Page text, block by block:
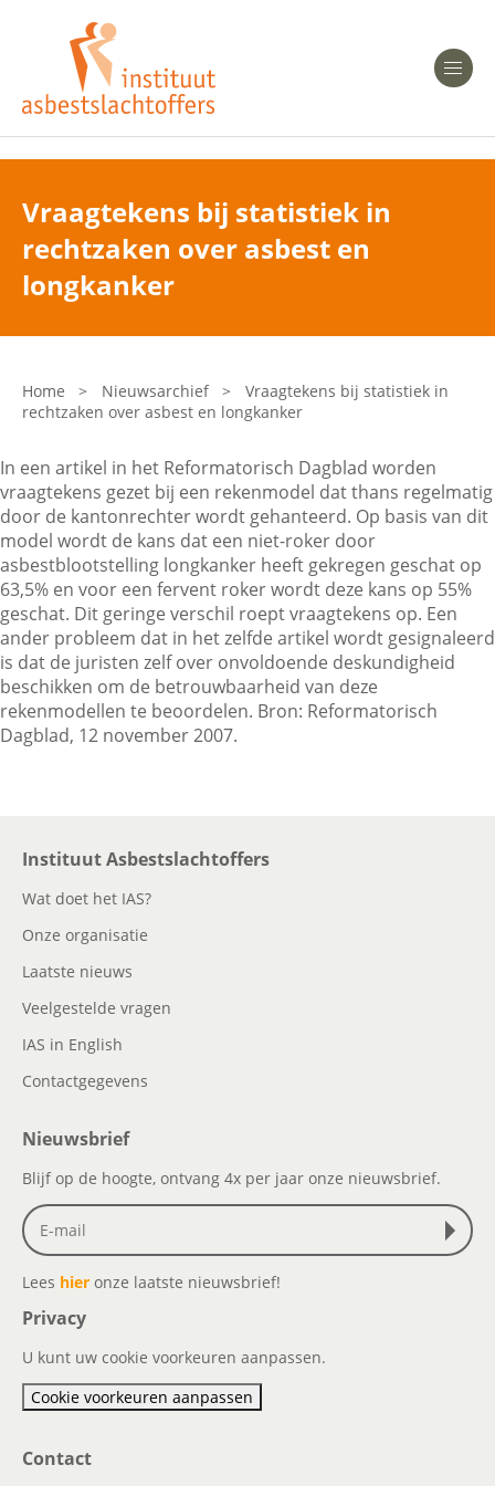
Heeft u Mesothelioom?
Heeft u Asbestose?
Bent u arts?
Bent u werkgever of verzekeraar?
Asbest en Gezondheid
Laatste nieuws
Onze organisatie
Veelgestelde vragen
Contactgegevens
Zoeken
Vraagtekens bij statistiek in
rechtzaken over asbest en
longkanker
Home > Nieuwsarchief >
Vraagtekens bij statistiek in
rechtzaken over asbest en longkanker
In een artikel in het Reformatorisch Dagblad worden
vraagtekens gezet bij een rekenmodel dat thans regelmatig
door de kantonrechter wordt gehanteerd. Op basis van dit
model wordt de kans dat een niet-roker door
asbestblootstelling longkanker heeft gekregen geschat op
63,5% en voor een fervent roker wordt deze kans op 55%
geschat. Dit geringe verschil roept vraagtekens op. Een
ander probleem dat in het zelfde artikel wordt gesignaleerd
is dat de juristen zelf over onvoldoende deskundigheid
beschikken om de betrouwbaarheid van deze
rekenmodellen te beoordelen. Bron: Reformatorisch
Dagblad, 12 november 2007.
Instituut Asbestslachtoffers
Wat doet het IAS?
Onze organisatie
Laatste nieuws
Veelgestelde vragen
IAS in English
Contactgegevens
Nieuwsbrief
Blijf op de hoogte, ontvang 4x per jaar onze nieuwsbrief.
Lees hier onze laatste nieuwsbrief!
Privacy
U kunt uw cookie voorkeuren aanpassen.
Cookie voorkeuren aanpassen
Contact